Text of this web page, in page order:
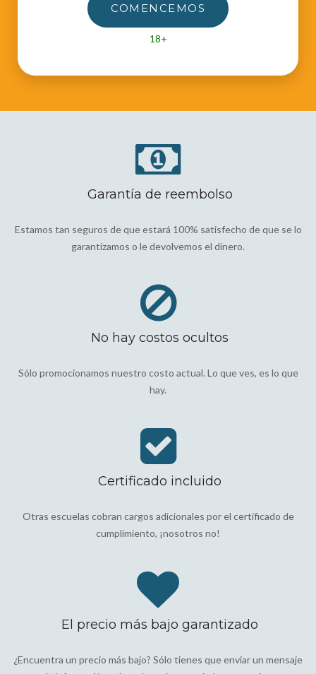
COMENCEMOS
18+
Garantía de reembolso
Estamos tan seguros de que estará 100% satisfecho de que se lo
garantizamos o le devolvemos el dinero.
No hay costos ocultos
Sólo promocionamos nuestro costo actual. Lo que ves, es lo que
hay.
Certificado incluido
Otras escuelas cobran cargos adicionales por el certificado de
cumplimiento, ¡nosotros no!
El precio más bajo garantizado
¿Encuentra un precio más bajo? Sólo tienes que enviar un mensaje